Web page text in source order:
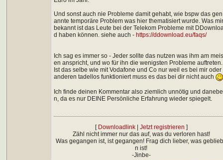
Und sonst auch nie Probleme damit gehabt, wie bspw das gen
annte temporäre Problem was hier thematisiert wurde. Was
bekannt ist das Leute bei der Telekom Probleme mit
d haben können. siehe auch -https://ddownload.eu/faqs/
Ich sag es immer so - Jeder sollte das nutzen was ihm am
en anspricht, und wo für ihn die wenigsten Probleme auftreten.
Ist das selbe wie mit Vodafone und Co nur weil es bei mir oder
anderen tadellos funktioniert muss es das bei dir nicht auch
Ich finde deinen Kommentar also ziemlich unnötig und danebe
n, da es nur DEINE Persönliche Erfahrung wieder spiegelt.
[ Downloadlink| Jetzt registrieren ]
Zähl nicht immer nur das auf, was du verloren hast!
Was gegangen ist, ist gegangen! Frag dich lieber, was
n ist!
-Jinbe-